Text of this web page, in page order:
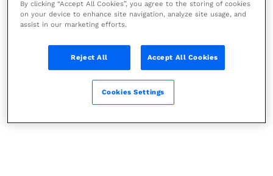
sentiment
d’accomplissement en
milieu professionnel
By clicking “Accept All Cookies”, you agree to the storing of cookies
on your device to enhance site navigation, analyze site usage, and
assist in our marketing efforts.
Reject All Accept All Cookies
Cookies Settings